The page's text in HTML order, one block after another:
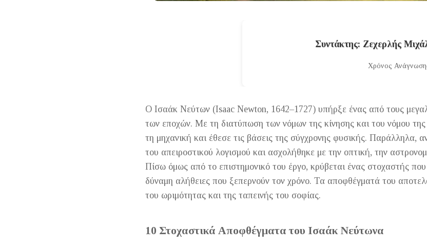
Συντάκτης: Ζεχερλής
Χρόνος
Ο Ισαάκ Νεύτων (Isaac Newton, 1642–1727) υπήρξε ένας από τους
των εποχών. Με τη διατύπωση των νόμων της κίνησης και του νόμου
τη μηχανική και έθεσε τις βάσεις της σύγχρονης φυσικής. Παράλληλα,
του απειροστικού λογισμού και ασχολήθηκε με την οπτική, την
Πίσω όμως από το επιστημονικό του έργο, κρύβεται ένας στοχαστής
δύναμη αλήθειες που ξεπερνούν τον χρόνο. Τα αποφθέγματά του
του ωριμότητας και της ταπεινής του σοφίας.
10 Στοχαστικά Αποφθέγματα του Ισαάκ Νεύτωνα